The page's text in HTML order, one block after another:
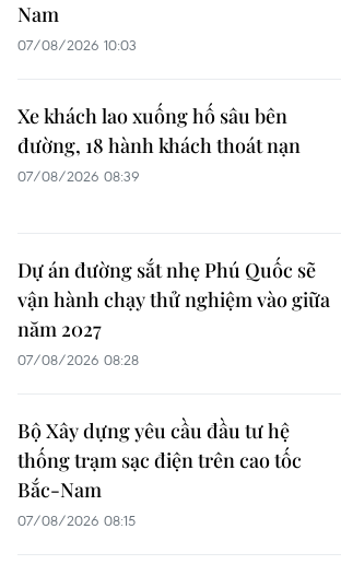
Nam
07/08/2026 10:03
Xe khách lao xuống hố sâu bên
đường, 18 hành khách thoát nạn
07/08/2026 08:39
Dự án đường sắt nhẹ Phú Quốc sẽ
vận hành chạy thử nghiệm vào giữa
năm 2027
07/08/2026 08:28
Bộ Xây dựng yêu cầu đầu tư hệ
thống trạm sạc điện trên cao tốc
Bắc-Nam
07/08/2026 08:15